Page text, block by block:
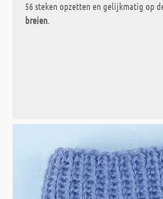
56 steken opzetten en gelijkmatig op
breien.